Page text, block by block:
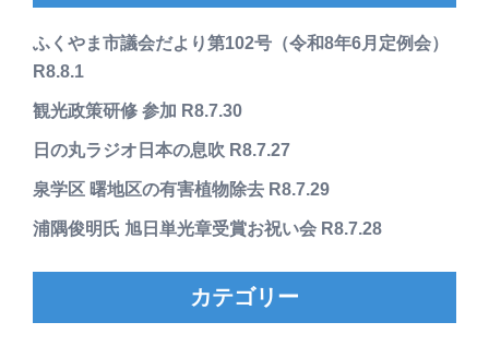
ふくやま市議会だより第102号（令和8年6月定例会）
R8.8.1
観光政策研修 参加 R8.7.30
日の丸ラジオ日本の息吹 R8.7.27
泉学区 曙地区の有害植物除去 R8.7.29
浦隅俊明氏 旭日単光章受賞お祝い会 R8.7.28
カテゴリー